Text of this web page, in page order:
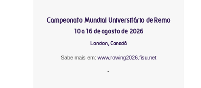
Campeonato Mundial Universitário de Remo
10 a 16 de agosto de 2026
London, Canadá
Sabe mais em: www.rowing2026.fisu.net
-